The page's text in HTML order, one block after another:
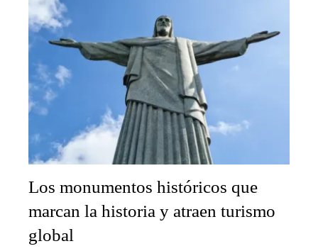
Los monumentos históricos que
marcan la historia y atraen turismo
global